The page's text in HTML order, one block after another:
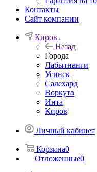
Контакты
Сайт компании
Киров
Назад
Города
Лабытнанги
Усинск
Салехард
Воркута
Инта
Киров
Личный кабинет
Корзина0
Отложенные0